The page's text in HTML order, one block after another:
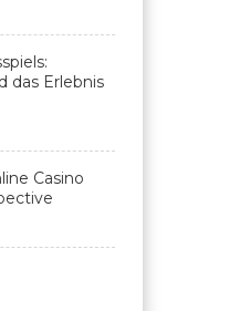
das Erlebnis
Casino